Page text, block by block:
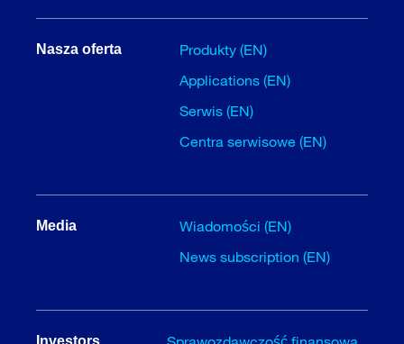
Nasza oferta
Produkty (EN)
Applications (EN)
Serwis (EN)
Centra serwisowe (EN)
Media
Wiadomości (EN)
News subscription (EN)
Investors